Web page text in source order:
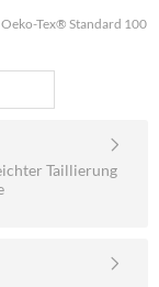
Tex® Standard 100
Taillierung